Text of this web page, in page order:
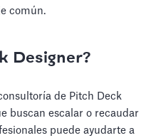
común.
Designer?
de Pitch Deck
buscan escalar o recaudar
puede ayudarte a